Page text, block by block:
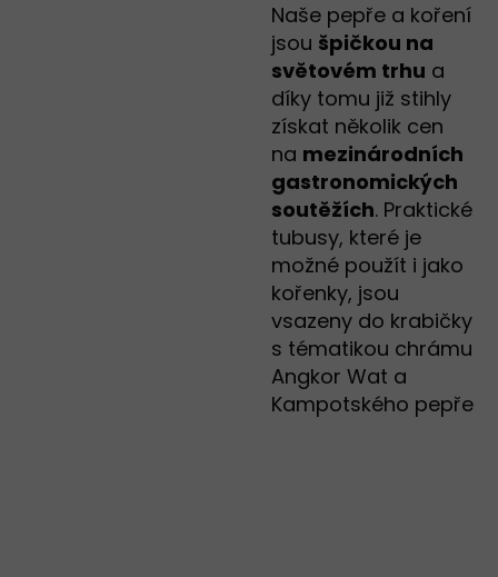
Naše pepře a koření
jsou špičkou na
světovém trhu a
díky tomu již stihly
získat několik cen
na mezinárodních
gastronomických
soutěžích. Praktické
tubusy, které je
možné použít i jako
kořenky, jsou
vsazeny do krabičky
s tématikou chrámu
Angkor Wat a
Kampotského pepře